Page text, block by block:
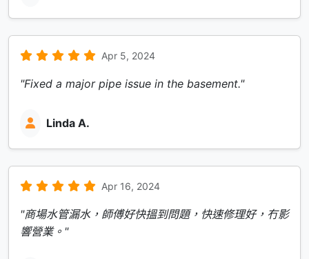
Apr 5, 2024
"Fixed a major pipe issue in the basement."
Linda A.
Apr 16, 2024
"商場水管漏水，師傅好快搵到問題，快速修理好，冇影
響營業。"